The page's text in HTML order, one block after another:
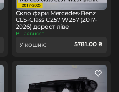
Скло фари Mercedes-Benz
CLS-Class C257 W257 (2017-
2026) дорест ліве
В наявності
У кошик: 5781.00 ₴